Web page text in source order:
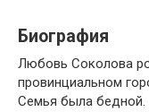
Биография
Любовь Соколова
провинциальном
Семья была бедной.